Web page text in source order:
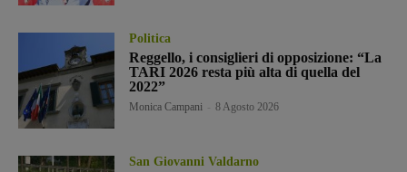
Politica
Reggello, i consiglieri di opposizione: “La
TARI 2026 resta più alta di quella del
2022”
Monica Campani 8 Agosto 2026
San Giovanni Valdarno